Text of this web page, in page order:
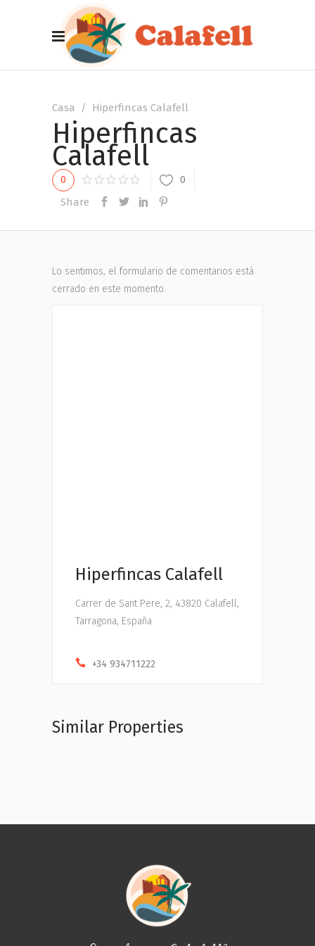
Casa / Hiperfincas Calafell
Hiperfincas
Calafell
0 0
Share
Lo sentimos, el formulario de comentarios está
cerrado en este momento.
Hiperfincas Calafell
Carrer de Sant Pere, 2, 43820 Calafell,
Tarragona, España
+34 934711222
Similar Properties